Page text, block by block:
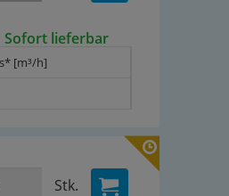
Sofort lieferbar
[m³/h]
Stk.